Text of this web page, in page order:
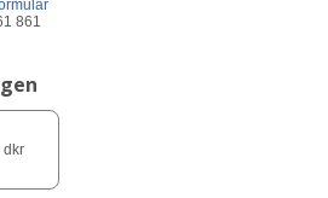
861
dkr